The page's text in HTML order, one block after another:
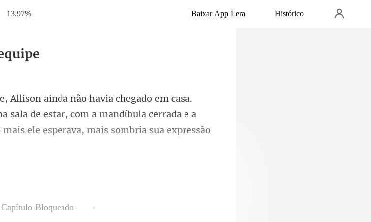
13.97% Baixar App Lera Histórico
sala de estar, com a mandíbula cerrada e a
Bloqueado ——